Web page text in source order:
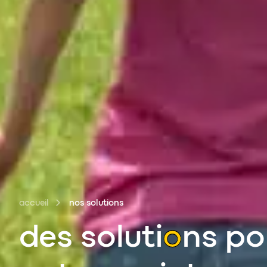
accueil nos solutions
des solutions